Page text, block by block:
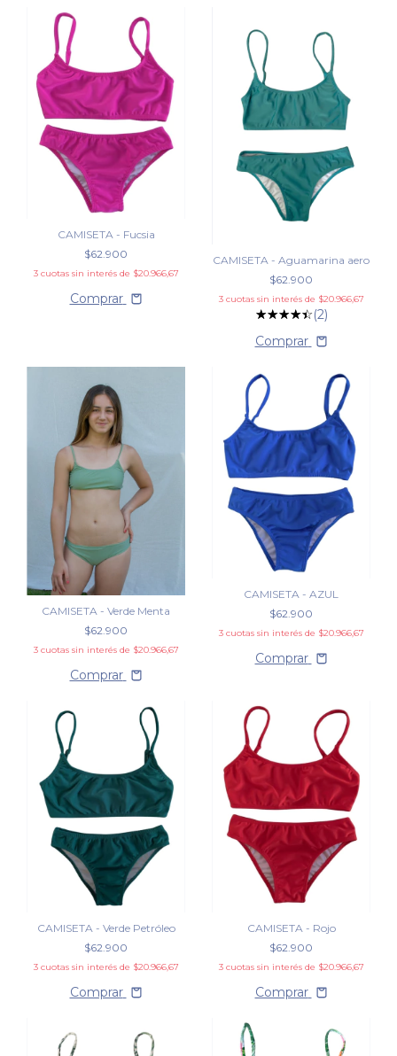
CAMISETA - Fucsia
$62.900
3 cuotas sin interés de $20.966,67
Comprar
CAMISETA - Aguamarina aero
$62.900
3 cuotas sin interés de $20.966,67
(2)
Comprar
CAMISETA - Verde Menta
$62.900
3 cuotas sin interés de $20.966,67
Comprar
CAMISETA - AZUL
$62.900
3 cuotas sin interés de $20.966,67
Comprar
CAMISETA - Verde Petróleo
$62.900
3 cuotas sin interés de $20.966,67
Comprar
CAMISETA - Rojo
$62.900
3 cuotas sin interés de $20.966,67
Comprar